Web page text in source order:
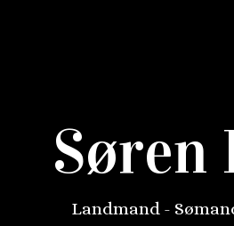
Søren
Landmand -